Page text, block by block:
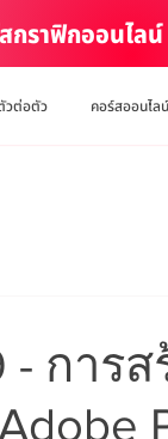
กราฟิกออนไลน์
วต่อตัว คอร์สออนไลน์
การส